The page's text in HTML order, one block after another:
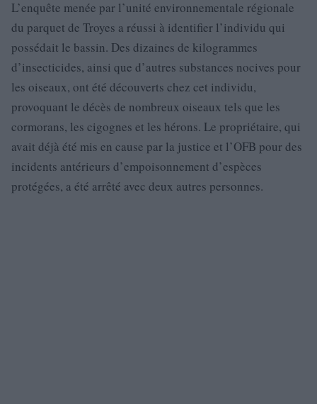
L’enquête menée par l’unité environnementale régionale
du parquet de Troyes a réussi à identifier l’individu qui
possédait le bassin. Des dizaines de kilogrammes
d’insecticides, ainsi que d’autres substances nocives pour
les oiseaux, ont été découverts chez cet individu,
provoquant le décès de nombreux oiseaux tels que les
cormorans, les cigognes et les hérons. Le propriétaire, qui
avait déjà été mis en cause par la justice et l’OFB pour des
incidents antérieurs d’empoisonnement d’espèces
protégées, a été arrêté avec deux autres personnes.